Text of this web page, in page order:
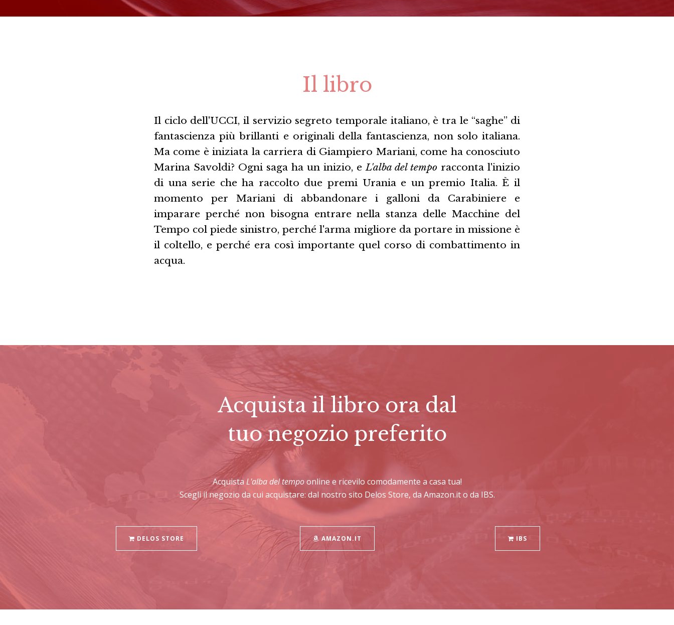
Il libro
Il ciclo dell'UCCI, il servizio segreto temporale italiano, è tra le “saghe” di
fantascienza più brillanti e originali della fantascienza, non solo italiana.
Ma come è iniziata la carriera di Giampiero Mariani, come ha conosciuto
Marina Savoldi? Ogni saga ha un inizio, eL'alba del tempo racconta l'inizio
di una serie che ha raccolto due premi Urania e un premio Italia. È il
momento per Mariani di abbandonare i galloni da Carabiniere e
imparare perché non bisogna entrare nella stanza delle Macchine del
Tempo col piede sinistro, perché l'arma migliore da portare in missione è
il coltello, e perché era così importante quel corso di combattimento in
acqua.
Acquista il libro ora dal
tuo negozio preferito
Acquista L'alba del tempoonline e ricevilo comodamente a casa tua!
Scegli il negozio da cui acquistare: dal nostro sito Delos Store, da Amazon.it o da IBS.
DELOS STORE AMAZON.IT IBS